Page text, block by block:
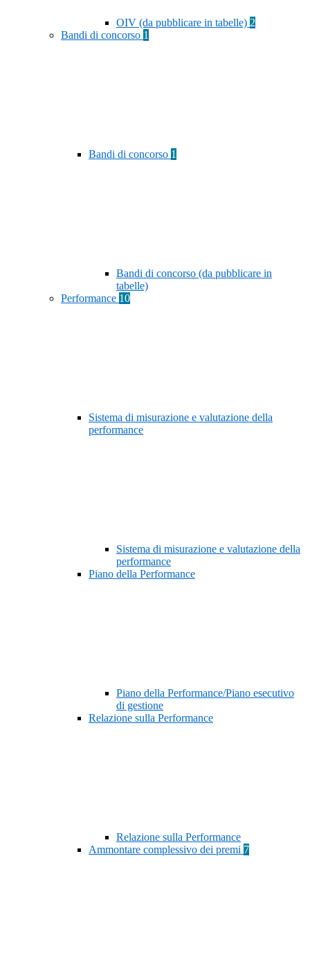
OIV (da pubblicare in tabelle) 2
Bandi di concorso 1
Bandi di concorso 1
Bandi di concorso (da pubblicare in
tabelle)
Performance 10
Sistema di misurazione e valutazione della
performance
Sistema di misurazione e valutazione della
performance
Piano della Performance
Piano della Performance/Piano esecutivo
di gestione
Relazione sulla Performance
Relazione sulla Performance
Ammontare complessivo dei premi 7